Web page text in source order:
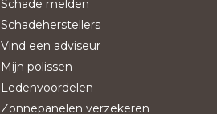
Schade melden
Schadeherstellers
Vind een adviseur
Mijn polissen
Ledenvoordelen
Zonnepanelen verzekeren